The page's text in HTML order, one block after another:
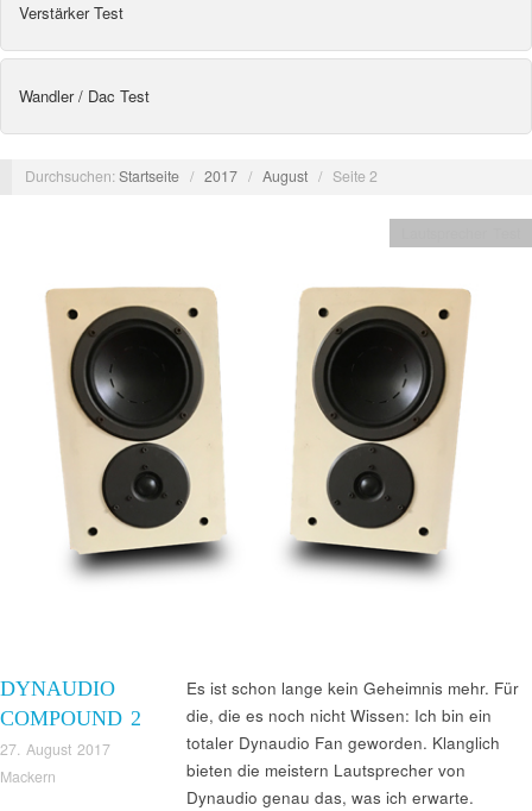
Verstärker Test
Wandler / Dac Test
Durchsuchen:Startseite / 2017 / August / Seite 2
DYNAUDIO
COMPOUND 2
27. August 2017
Mackern
Es ist schon lange kein Geheimnis mehr. Für
die, die es noch nicht Wissen: Ich bin ein
totaler Dynaudio Fan geworden. Klanglich
bieten die meistern Lautsprecher von
Dynaudio genau das, was ich erwarte.